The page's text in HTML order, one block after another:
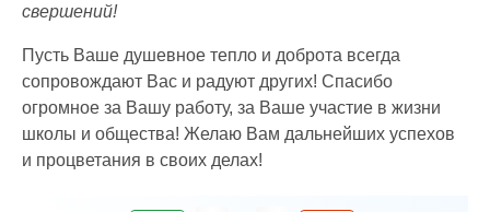
свершений!
Пусть Ваше душевное тепло и доброта всегда
сопровождают Вас и радуют других! Спасибо
огромное за Вашу работу, за Ваше участие в жизни
школы и общества! Желаю Вам дальнейших успехов
и процветания в своих делах!